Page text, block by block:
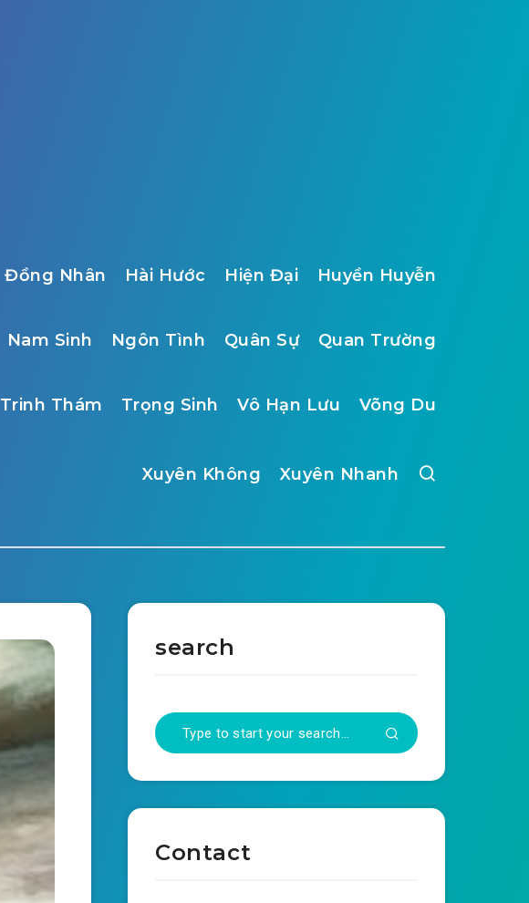
Đồng Nhân Hài Hước Hiện Đại Huyền Huyễn
Nam Sinh Ngôn Tình Quân Sự Quan Trường
Trinh Thám Trọng Sinh Vô Hạn Lưu Võng Du
Xuyên Không Xuyên Nhanh
search
Contact